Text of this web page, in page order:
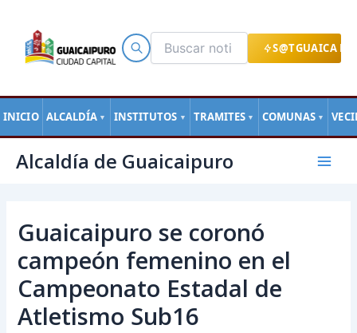
S@TGUAICA
INICIO ALCALDÍA ▼ INSTITUTOS ▼ TRAMITES ▼ COMUNAS ▼
contenido
Alcaldía de Guaicaipuro
Main
Guaicaipuro se coronó
campeón femenino en el
Campeonato Estadal de
Atletismo Sub16
de